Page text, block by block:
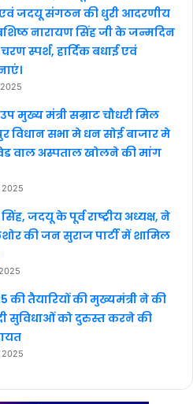
एवं जदयू संगठन की धुरी आदरणीय
बशिष्ठ नारायण सिंह जी के जन्मदिन
स्पर्श, हार्दिक बधाई एवं
मुख्य मंत्री सम्राट चौधरी मिल
विधान सभा मे धन सोई बाजार मे
वाल अस्पताल खोलने की मांग
जदयू के पूर्व राष्ट्रीय अध्यक्ष, ने
की जन सुराज पार्टी में शामिल
की तैयारियों की मुख्यमंत्री ने की
सुविधाओं को दुरुस्त करने की